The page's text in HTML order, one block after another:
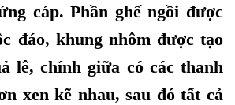
cáp. Phần ghế ngồi được
đáo, khung nhôm được tạo
lê, chính giữa có các thanh
xen kẽ nhau, sau đó tất cả